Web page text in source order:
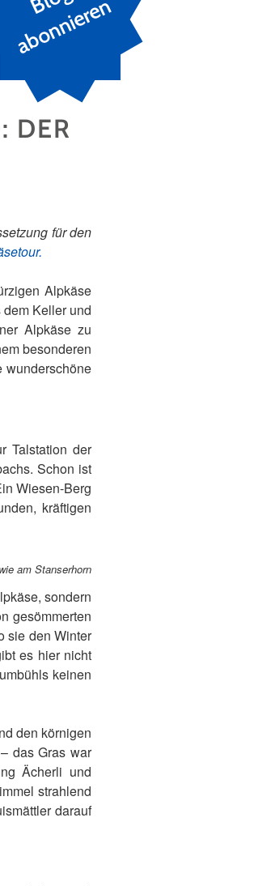
n
DER
für den
Alpkäse
Keller und
Alpkäse zu
besonderen
wunderschöne
Talstation der
Schon ist
Wiesen-Berg
kräftigen
am Stanserhorn
sondern
gesömmerten
sie den Winter
es hier nicht
keinen
den körnigen
das Gras war
Ächerli und
strahlend
darauf